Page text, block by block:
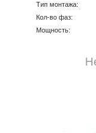
Тип монтажа:
Кол-во фаз:
Мощность: